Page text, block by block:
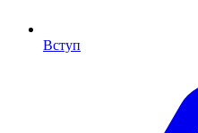
Вступ